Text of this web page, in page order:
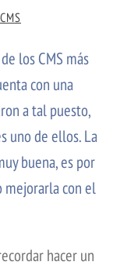
CMS
los CMS más
con una
a tal puesto,
uno de ellos. La
buena, es por
mejorarla con el
hacer un